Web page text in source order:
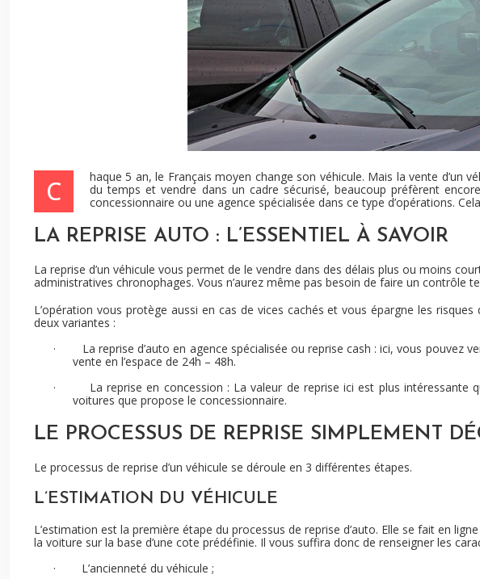
C
haque 5 an, le Français moyen change son véhicule. Mais la vente d’un
du temps et vendre dans un cadre sécurisé, beaucoup préfèrent
concessionnaire ou une agence spécialisée dans ce type d’opérations.
LA REPRISE AUTO : L’ESSENTIEL À SAVOIR
La reprise d’un véhicule vous permet de le vendre dans des délais plus ou moins
administratives chronophages. Vous n’aurez même pas besoin de faire un contrôle
L’opération vous protège aussi en cas de vices cachés et vous épargne les
deux variantes :
·
La reprise d’auto en agence spécialisée ou reprise cash : ici, vous pouvez
vente en l’espace de 24h – 48h.
·
La reprise en concession : La valeur de reprise ici est plus
voitures que propose le concessionnaire.
LE PROCESSUS DE REPRISE SIMPLEMENT
Le processus de reprise d’un véhicule se déroule en 3 différentes étapes.
L’ESTIMATION DU VÉHICULE
L’estimation est la première étape du processus de reprise d’auto. Elle se fait en
la voiture sur la base d’une cote prédéfinie. Il vous suffira donc de renseigner les
·
L’ancienneté du véhicule ;